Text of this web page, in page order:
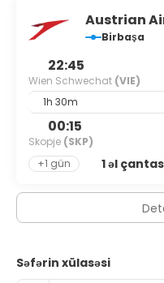
housekeeping is provided
to 10:00 AM and on
a fee.
Featured amenities
multilingual staff, and
Austrian
Birbaşa
22:45
Wien Schwechat (VIE)
1h 30m
00:15
Skopje (SKP)
+1 gün
1 əl
Səfərin xülasəsi